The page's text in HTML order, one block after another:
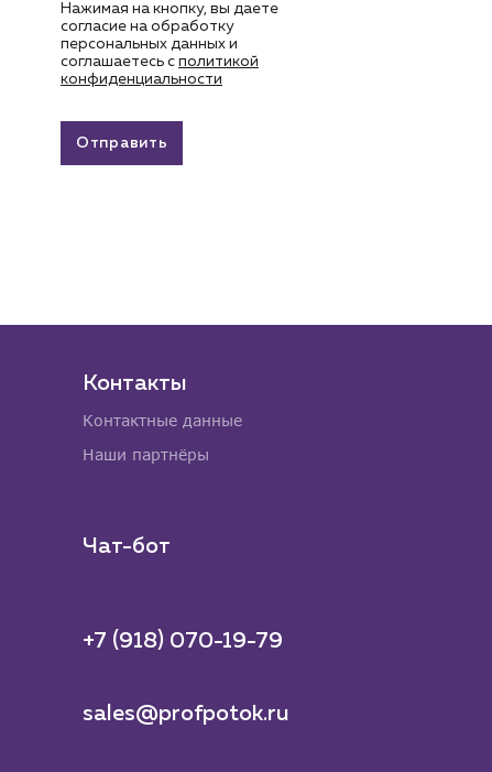
Нажимая на кнопку, вы даете
согласие на обработку
персональных данных и
соглашаетесь c политикой
конфиденциальности
Отправить
Контакты
Контактные данные
Наши партнёры
Чат-бот
+7 (918) 070-19-79
sales@profpotok.ru